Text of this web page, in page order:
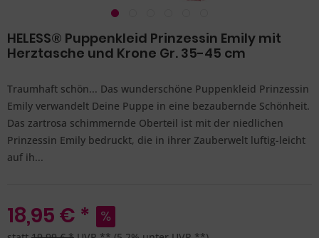
HELESS® Puppenkleid Prinzessin Emily mit
Herztasche und Krone Gr. 35-45 cm
Traumhaft schön... Das wunderschöne Puppenkleid Prinzessin
Emily verwandelt Deine Puppe in eine bezaubernde Schönheit.
Das zartrosa schimmernde Oberteil ist mit der niedlichen
Prinzessin Emily bedruckt, die in ihrer Zauberwelt luftig-leicht
auf ih...
18,95 € *